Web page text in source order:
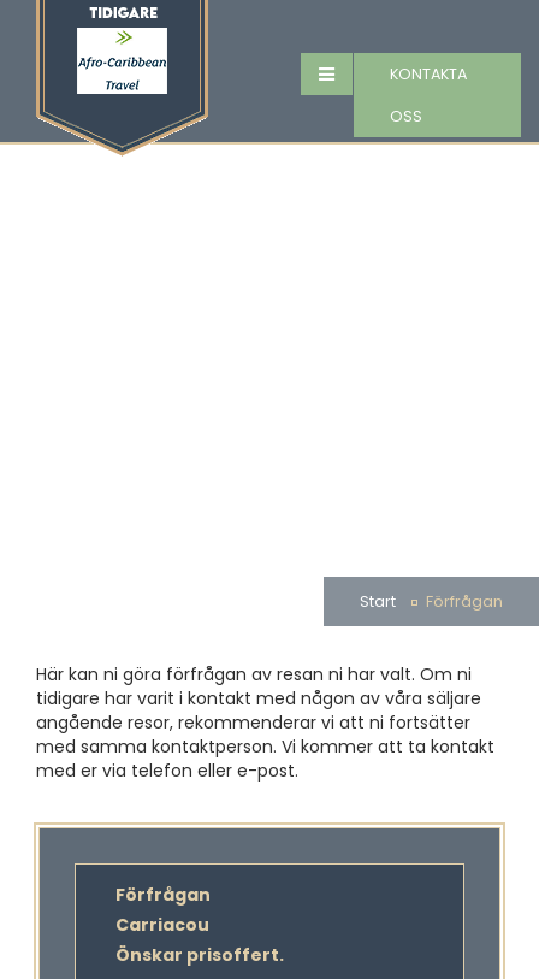
KONTAKTA
OSS
Start Förfrågan
Här kan ni göra förfrågan av resan ni har valt. Om ni
tidigare har varit i kontakt med någon av våra säljare
angående resor, rekommenderar vi att ni fortsätter
med samma kontaktperson. Vi kommer att ta kontakt
med er via telefon eller e-post.
Förfrågan
Carriacou
Önskar prisoffert.